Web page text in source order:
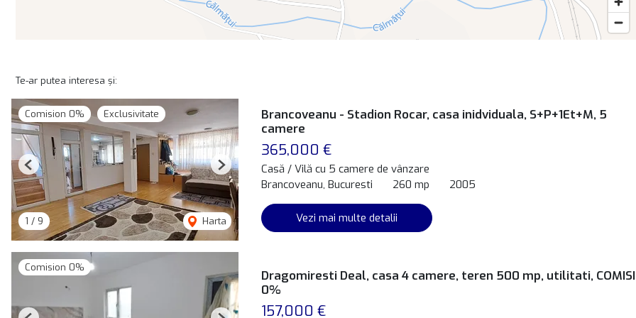
Te-ar putea interesa și:
Comision 0% Exclusivitate
1 / 9 Harta
Previous Next
Brancoveanu - Stadion Rocar, casa inidviduala, S+P+1Et+M, 5
camere
365,000 €
Casă / Vilă cu 5 camere de vânzare
Brancoveanu, Bucuresti
260 mp 2005
Vezi mai multe detalii
Comision 0%
Dragomiresti Deal, casa 4 camere, teren 500 mp, utilitati,
0%
157,000 €